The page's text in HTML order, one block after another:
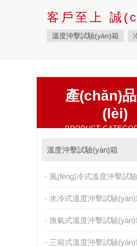
客戶至上 誠
溫度沖擊試驗(yàn)箱
高低溫濕熱試驗(yàn)箱
霉菌試驗(yàn)箱 應
三綜合試驗(yàn)箱 鹽
耐氣候試驗(yàn)箱
新能源專(zhuān)用設
試驗(yàn)機(jī)
產(chǎn)
(lèi)
PRODUCT
溫度沖擊試驗(yàn)箱
水冷式溫度沖擊試驗(yàn)
換氣式溫度沖擊試驗(yàn)
三箱式溫度沖擊試驗(yàn)